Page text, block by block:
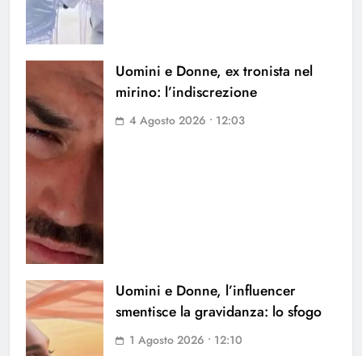
Uomini e Donne, ex tronista nel
mirino: l’indiscrezione
4 Agosto 2026 • 12:03
Uomini e Donne, l’influencer
smentisce la gravidanza: lo sfogo
1 Agosto 2026 • 12:10